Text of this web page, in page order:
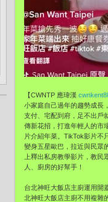
【CWNTP 應瑋漢
小家庭自己過年的趨勢成長
支付、宅配到府，足不出戶
傳新花招，打進年輕人的市
片介紹年菜。TikTok影片不
變身五星歐巴，拉近與民眾
上釋出私房教學影片，教
人、廚房的好幫手！
台北神旺大飯店主廚運用開
北神旺大飯店主廚不用複雜